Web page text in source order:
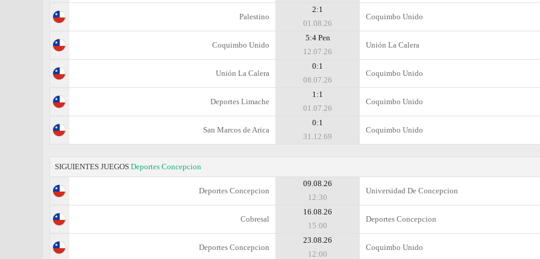
Palestino
2:1
01.08.26
Coquimbo Unido
Coquimbo Unido
5:4 Pen
12.07.26
Unión La Calera
Unión La Calera
0:1
08.07.26
Coquimbo Unido
Deportes Limache
1:1
01.07.26
Coquimbo Unido
San Marcos de Arica
0:1
31.12.69
Coquimbo Unido
SIGUIENTES JUEGOS Deportes Concepcion
Deportes Concepcion
09.08.26
12:30
Universidad De Concepcion
Cobresal
16.08.26
15:00
Deportes Concepcion
Deportes Concepcion
23.08.26
12:00
Coquimbo Unido